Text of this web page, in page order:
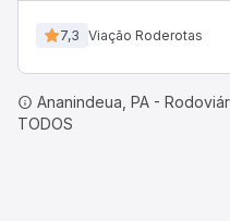
7,3 Viação Roderotas
Ananindeua, PA -
TODOS